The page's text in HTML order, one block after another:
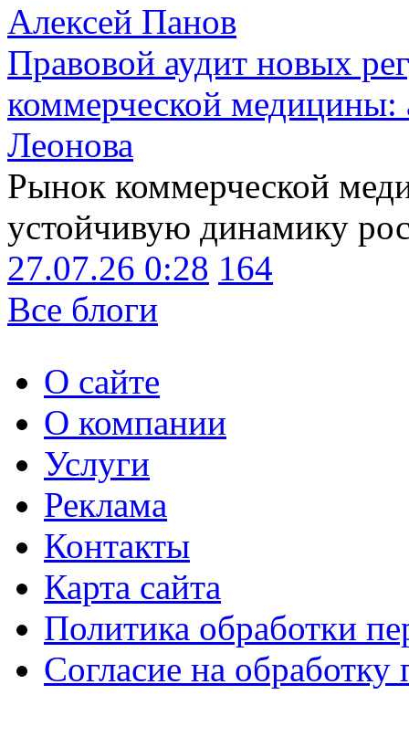
Алексей Панов
Правовой аудит новых
коммерческой медицины:
Леонова
Рынок коммерческой
устойчивую динамику
27.07.26 0:28 164
Все блоги
О сайте
О компании
Услуги
Реклама
Контакты
Карта сайта
Политика обработки
Согласие на